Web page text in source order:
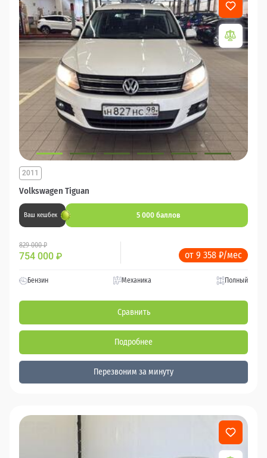
Volkswagen Tiguan
2011
Ваш кешбек 5 000 баллов
829 000 ₽
754 000 ₽ от 9 358 ₽/мес
Бензин Механика Полный
Сравнить
Подробнее
Перезвоним за минуту